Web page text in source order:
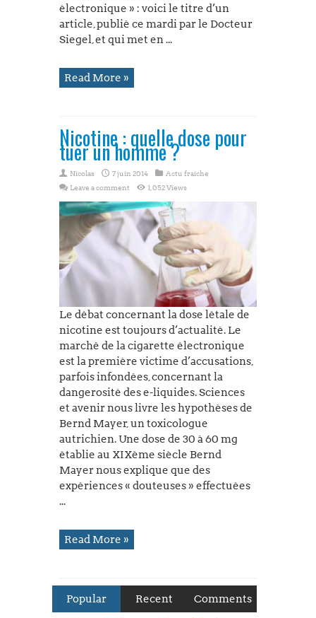
électronique » : voici le titre d’un
article, publié ce mardi par le Docteur
Siegel, et qui met en ...
Read More »
Nicotine : quelle dose pour
tuer un homme ?
Nicolas 7 juin 2014
Actu fraiche
Leave a comment
1,052 Views
Le débat concernant la dose létale de
nicotine est toujours d’actualité. Le
marché de la cigarette électronique
est la première victime d’accusations,
parfois infondées, concernant la
dangerosité des e-liquides. Sciences
et avenir nous livre les hypothèses de
Bernd Mayer, un toxicologue
autrichien. Une dose de 30 à 60 mg
établie au XIXème siècle Bernd
Mayer nous explique que des
expériences « douteuses » effectuées
...
Read More »
Popular Recent Comments